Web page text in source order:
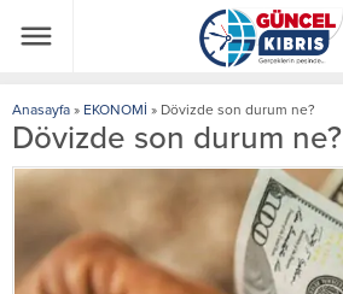
Anasayfa » EKONOMİ » Dövizde son durum ne?
Dövizde son durum ne?